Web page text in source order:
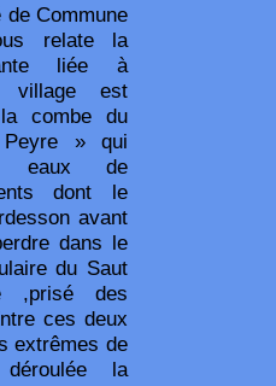
de Commune
relate la
liée à
est
combe du
» qui
eaux de
dont le
avant
dans le
du Saut
,prisé des
ces deux
extrêmes de
la